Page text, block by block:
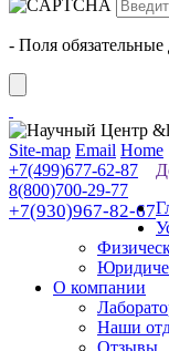
- Поля обязательные
Site-map Email Home
+7(499)677-62-87
8(800)700-29-77
+7(930)967-82-67
О компании
Наши
Отзывы